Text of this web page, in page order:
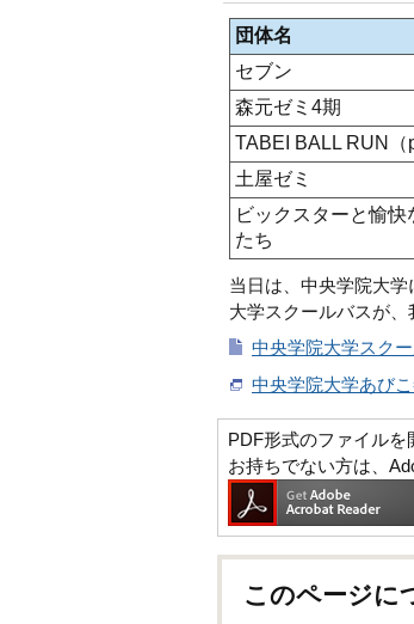
団体名
セブン
森元ゼミ4期
TABEI BALL RUN（
土屋ゼミ
ビックスターと愉快
たち
当日は、中央学院大学
大学スクールバスが、
中央学院大学スク
中央学院大学あび
PDF形式のファイルを
お持ちでない方は、
このページに